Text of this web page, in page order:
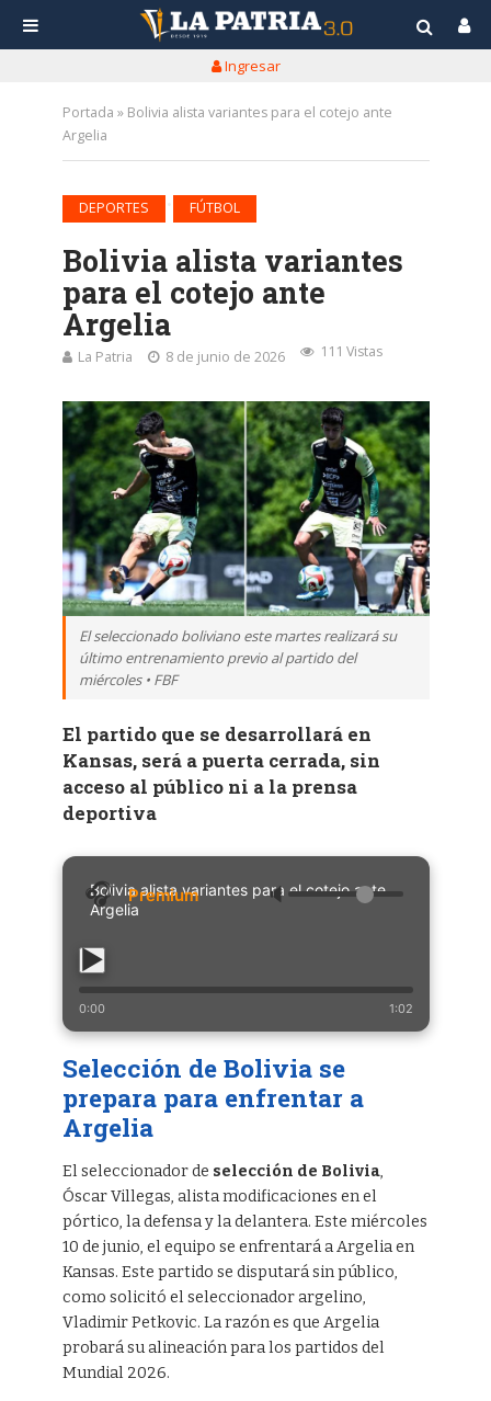
Ingresar
Portada » Bolivia alista variantes para el cotejo ante
Argelia
DEPORTES FÚTBOL
Bolivia alista variantes
para el cotejo ante
Argelia
La Patria 8 de junio de 2026 111 Vistas
El seleccionado boliviano este martes realizará su
último entrenamiento previo al partido del
miércoles • FBF
El partido que se desarrollará en
Kansas, será a puerta cerrada, sin
acceso al público ni a la prensa
deportiva
Bolivia alista variantes para el cotejo ante
Argelia
🔈
0:00 1:02
Selección de Bolivia se
prepara para enfrentar a
Argelia
El seleccionador de selección de Bolivia,
Óscar Villegas, alista modificaciones en el
pórtico, la defensa y la delantera. Este miércoles
10 de junio, el equipo se enfrentará a Argelia en
Kansas. Este partido se disputará sin público,
como solicitó el seleccionador argelino,
Vladimir Petkovic. La razón es que Argelia
probará su alineación para los partidos del
Mundial 2026.